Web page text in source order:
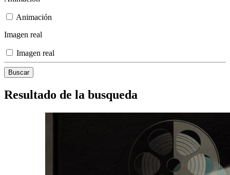
Animación
Imagen real
Imagen real
Resultado de la busqueda